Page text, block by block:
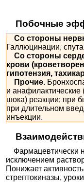
Побочные
Со стороны
Галлюцинации,
Со стороны
крови
гипотензия,
Прочие.
и анафилактические
шока) реакции; при
при длительном
инъекции.
Фармацевтически
исключением
Понижает
стрептокиназы,